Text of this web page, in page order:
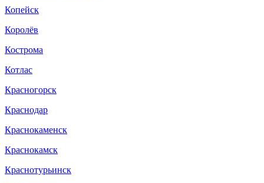
Копейск
Королёв
Кострома
Котлас
Красногорск
Краснодар
Краснокаменск
Краснокамск
Краснотурьинск